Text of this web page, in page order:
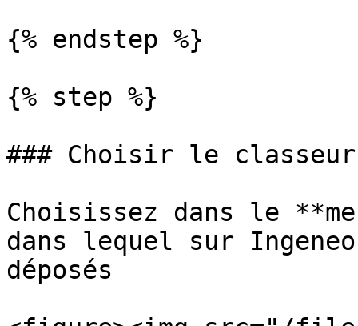
{% endstep %}
{% step %}
### Choisir le
Choisissez dans le
dans lequel sur
déposés